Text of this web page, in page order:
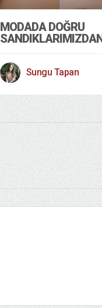
MODADA DOĞRU
Sungu Tapan